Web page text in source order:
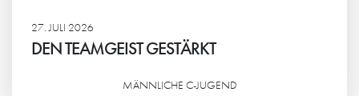
27. JULI 2026
DEN TEAMGEIST GESTÄRKT
MÄNNLICHE C-JUGEND